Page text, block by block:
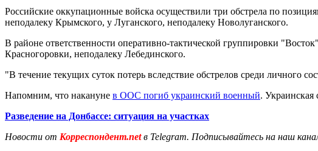
Российские оккупационные войска осуществили три обстрела по
неподалеку Крымского, у Луганского, неподалеку Новолуганского.
В районе ответственности оперативно-тактической группировки
Красногоровки, неподалеку Лебединского.
"В течение текущих суток потерь вследствие обстрелов среди личного
Напомним, что накануне в ООС погиб украинский военный.
Разведение на Донбассе: ситуация на участках
Новости от Корреспондент.netв Telegram. Подписывайтесь на наш